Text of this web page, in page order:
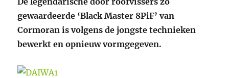
gewaardeerde ‘Black Master 8PiF’ van
Cormoran is volgens de jongste technieken
bewerkt en opnieuw vormgegeven.